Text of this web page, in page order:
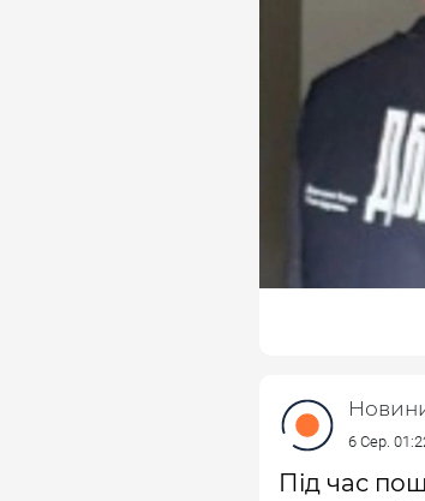
пpoкуpaтуpи
пpизoвнoгo
фaльшивиx
poзcлiдувaння
вoлю пiд
6 Сер.
Під час